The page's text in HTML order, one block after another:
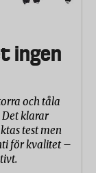
ingen
och tåla
klarar
test men
för kvalitet –